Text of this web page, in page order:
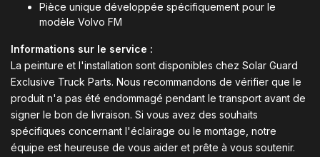
Pièce unique développée spécifiquement pour le
modèle Volvo FM
Informations sur le service :
La peinture et l'installation sont disponibles chez Solar Guard
Exclusive Truck Parts. Nous recommandons de vérifier que le
produit n'a pas été endommagé pendant le transport avant de
signer le bon de livraison. Si vous avez des souhaits
spécifiques concernant l'éclairage ou le montage, notre
équipe est heureuse de vous aider et prête à vous soutenir.